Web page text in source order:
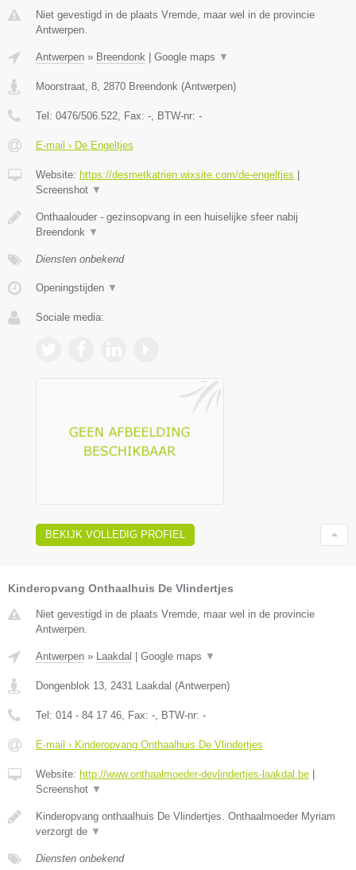
Niet gevestigd in de plaats Vremde, maar wel in de provincie
Antwerpen.
Antwerpen » Breendonk Google maps ▼
Moorstraat, 8 2870 Breendonk (Antwerpen)
Tel: 0476/506.522 , Fax: - , BTW-nr: -
E-mail › De Engeltjes
Website: https://desmetkatrien.wixsite.com/de-engeltjes
Screenshot ▼
Onthaalouder - gezinsopvang in een huiselijke sfeer nabij
Breendonk ▼
Diensten onbekend
Openingstijden ▼
Sociale media:
BEKIJK VOLLEDIG PROFIEL
Kinderopvang Onthaalhuis De Vlindertjes
Niet gevestigd in de plaats Vremde, maar wel in de provincie
Antwerpen.
Antwerpen » Laakdal | Google maps ▼
Dongenblok 13 2431 Laakdal (Antwerpen)
Tel: 014 - 84 17 46 , Fax: - , BTW-nr: -
E-mail › Kinderopvang Onthaalhuis De Vlindertjes
Website: http://www.onthaalmoeder-devlindertjes-laakdal.be |
Screenshot ▼
Kinderopvang onthaalhuis De Vlindertjes. Onthaalmoeder Myriam
verzorgt de ▼
Diensten onbekend